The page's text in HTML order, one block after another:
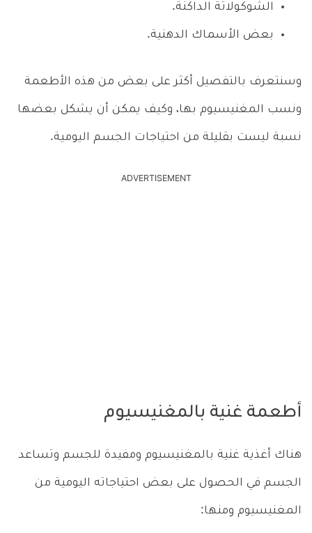
الشوكولاتة الداكنة.
بعض الأسماك الدهنية.
وسنتعرف بالتفصيل أكثر على بعض من هذه الأطعمة
ونسب المغنيسيوم بها، وكيف يمكن أن يشكل بعضها
نسبة ليست بقليلة من احتياجات الجسم اليومية.
ADVERTISEMENT
أطعمة غنية بالمغنيسيوم
هناك أغذية غنية بالمغنيسيوم ومفيدة للجسم وتساعد
الجسم في الحصول على بعض احتياجاته اليومية من
المغنيسيوم ومنها: